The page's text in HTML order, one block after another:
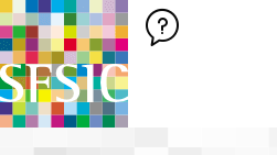
SFSIC Société Française des
Société
de l'Information